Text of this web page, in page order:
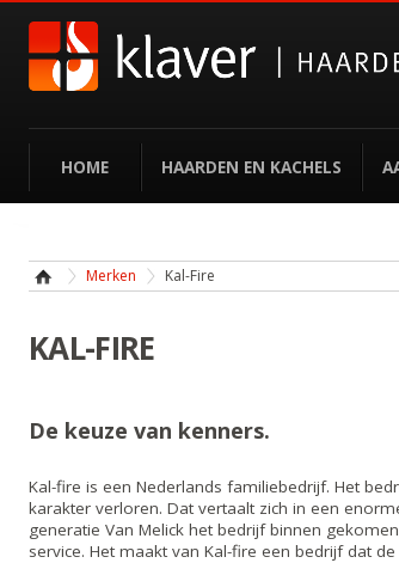
HOME HAARDEN EN KACHELS
Merken Kal-Fire
KAL-FIRE
De keuze van kenners.
Kal-fire is een Nederlands familiebedrijf. Het
karakter verloren. Dat vertaalt zich in een
generatie Van Melick het bedrijf binnen
service. Het maakt van Kal-fire een bedrijf dat